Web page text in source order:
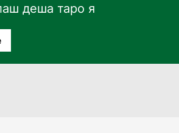
деша таро я